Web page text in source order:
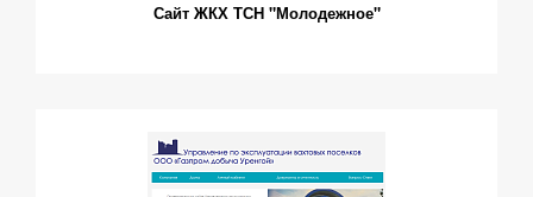
Сайт ЖКХ ТСН "Молодежное"